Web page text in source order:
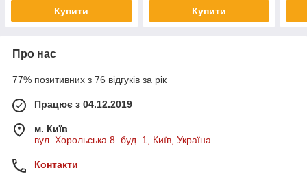
Купити Купити
Про нас
77% позитивних з 76 відгуків за рік
Працює з 04.12.2019
м. Київ
вул. Хорольська 8. буд. 1, Київ, Україна
Контакти